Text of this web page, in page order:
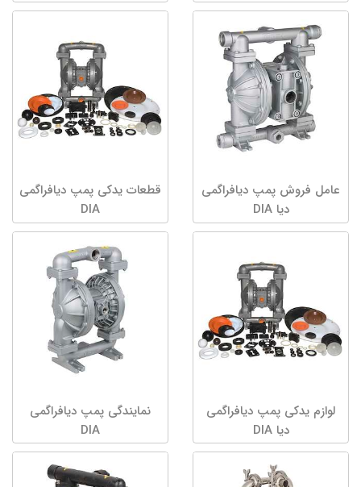
عامل فروش پمپ دیافراگمی
دیا DIA
قطعات یدکی پمپ دیافراگمی
DIA
لوازم یدکی پمپ دیافراگمی
دیا DIA
نمایندگی پمپ دیافراگمی
DIA